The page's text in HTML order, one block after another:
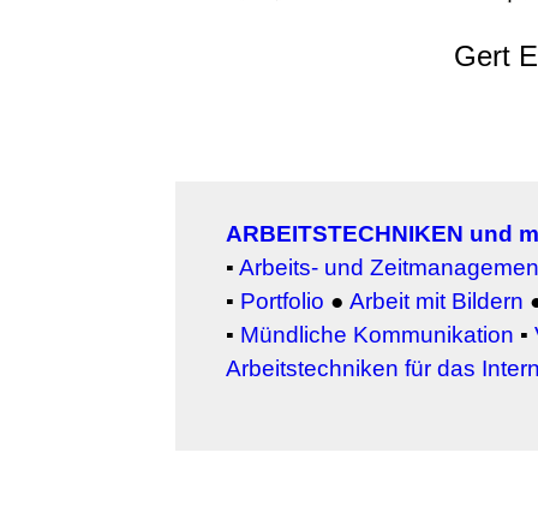
Gert
ARBEITSTECHNIKEN und
▪ Arbeits- und
▪ Portfolio ● Arbeit mit Bildern
▪ Mündliche Kommunikation ▪
Arbeitstechniken für das